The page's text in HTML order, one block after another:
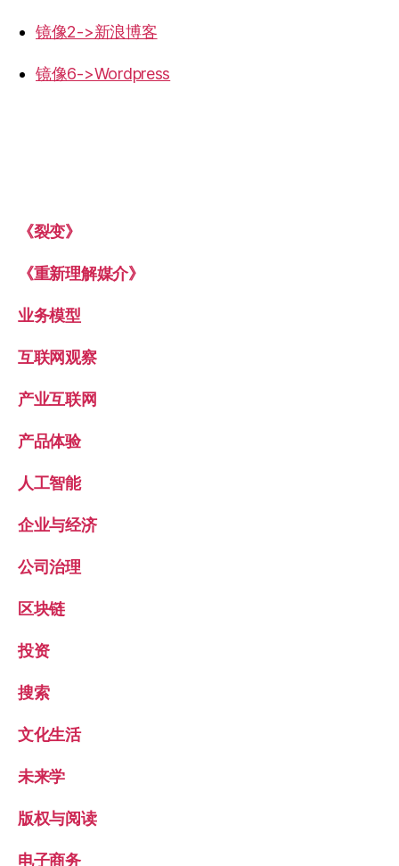
镜像2->新浪博客
镜像6->Wordpress
《裂变》
《重新理解媒介》
业务模型
互联网观察
产业互联网
产品体验
人工智能
企业与经济
公司治理
区块链
投资
搜索
文化生活
未来学
版权与阅读
电子商务